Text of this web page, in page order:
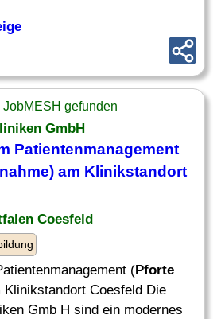
gefunden
GmbH
Patientenmanagement
am Klinikstandort
Coesfeld
(Pforte
Klinikstandort Coesfeld Die
Gmb H sind ein modernes